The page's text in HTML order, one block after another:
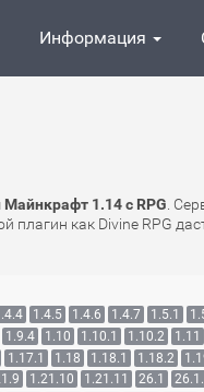
Информация
1.14 с RPG .
как Divine RPG
1.4.5 1.4.6 1.4.7 1.5.1
1.9.4 1.10 1.10.1 1.10.2 1.11
1.17.1 1.18 1.18.1 1.18.2
1.21.10 1.21.11 26.1